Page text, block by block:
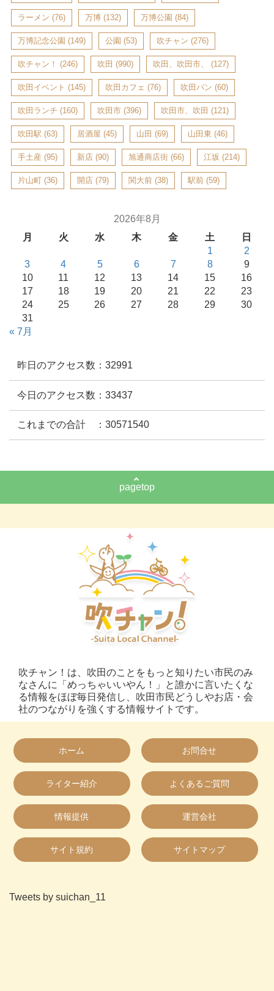
ラーメン (76) 万博 (132) 万博公園 (84)
万博記念公園 (149) 公園 (53) 吹チャン (276)
吹チャン！ (246) 吹田 (990) 吹田、吹田市、 (127)
吹田イベント (145) 吹田カフェ (76) 吹田パン (60)
吹田ランチ (160) 吹田市 (396) 吹田市、吹田 (121)
吹田駅 (63) 居酒屋 (45) 山田 (69) 山田東 (46)
手土産 (95) 新店 (90) 旭通商店街 (66) 江坂 (214)
片山町 (36) 開店 (79) 関大前 (38) 駅前 (59)
2026年8月
月
火 水 木 金 土
日
1
2
3
4 5 6 7 8
9
10
11 12 13 14 15
16
17
18 19 20 21 22
23
24
25 26 27 28 29
30
31
« 7月
昨日のアクセス数：32991
今日のアクセス数：33437
これまでの合計 ：30571540
pagetop
吹チャン！は、吹田のことをもっと知りたい市民のみ
なさんに「めっちゃいいやん！」と誰かに言いたくな
る情報をほぼ毎日発信し、吹田市民どうしやお店・会
社のつながりを強くする情報サイトです。
ホーム お問合せ
ライター紹介 よくあるご質問
情報提供 運営会社
サイト規約 サイトマップ
Tweets by suichan_11